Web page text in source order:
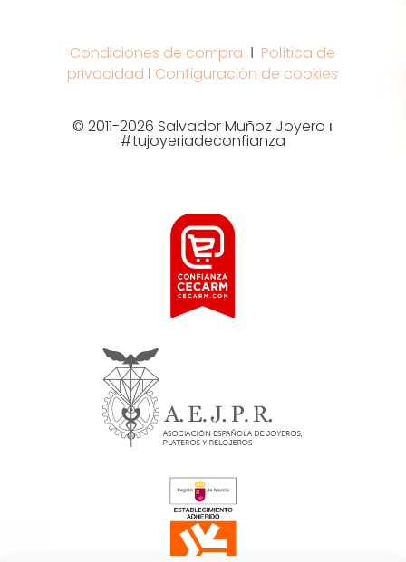
Condiciones de compra Ι Política de
privacidad Ι Configuración de cookies
© 2011-2026 Salvador Muñoz Joyero ι
#tujoyeriadeconfianza